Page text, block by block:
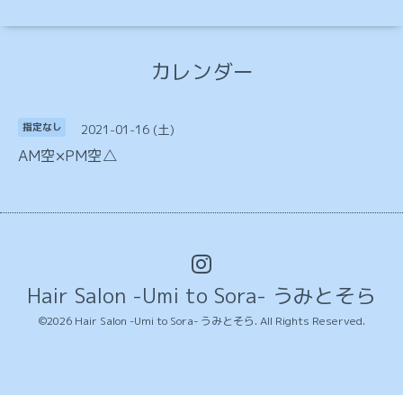
カレンダー
指定なし 2021-01-16 (土)
AM空×PM空△
Hair Salon -Umi to Sora- うみとそら
©2026 Hair Salon -Umi to Sora- うみとそら. All Rights Reserved.